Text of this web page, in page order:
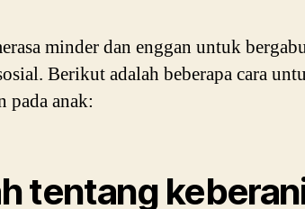
minder dan enggan untuk
Berikut adalah beberapa cara
pada anak:
tentang